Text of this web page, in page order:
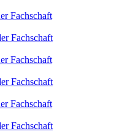
Fachschaft
Fachschaft
Fachschaft
Fachschaft
Fachschaft
Fachschaft